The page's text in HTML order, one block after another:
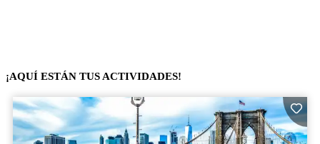
¡AQUÍ ESTÁN TUS ACTIVIDADES!